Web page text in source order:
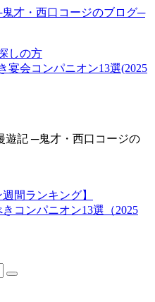
才・西口コージのブログ─
しの方
宴会コンパニオン13選(2025
遊記 ─鬼才・西口コージの
間ランキング】
きコンパニオン13選（2025